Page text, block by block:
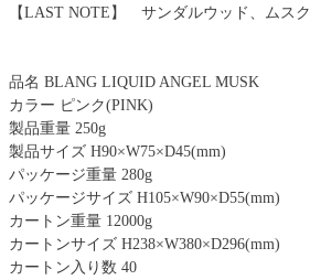
【LAST NOTE】 サンダルウッド、ムスク
品名 BLANG LIQUID ANGEL MUSK
カラー ピンク(PINK)
製品重量 250g
製品サイズ H90×W75×D45(mm)
パッケージ重量 280g
パッケージサイズ H105×W90×D55(mm)
カートン重量 12000g
カートンサイズ H238×W380×D296(mm)
カートン入り数 40